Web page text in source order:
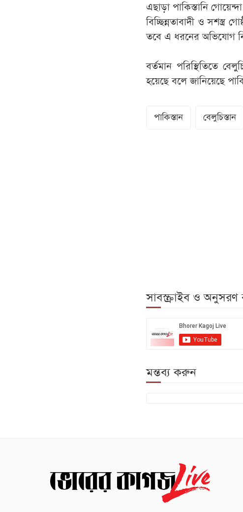
এছাড়া পাকিস্তানি
বিচ্ছিন্নতাবাদী ও সশস্ত্র
তবে এ ধরনের অভিযোগ
বর্তমান পরিস্থিতিতে
হয়েছে বলে জানিয়েছে
পাকিস্তান বেলুচিস্তান
সাবস্ক্রাইব ও
মন্তব্য করুন